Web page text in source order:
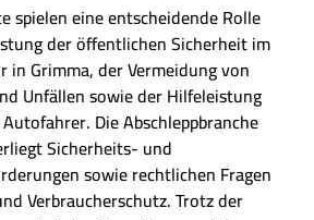
spielen eine entscheidende Rolle
der öffentlichen Sicherheit im
in Grimma, der Vermeidung von
Unfällen sowie der Hilfeleistung
Die Abschleppbranche
Sicherheits- und
sowie rechtlichen Fragen
Verbraucherschutz. Trotz der